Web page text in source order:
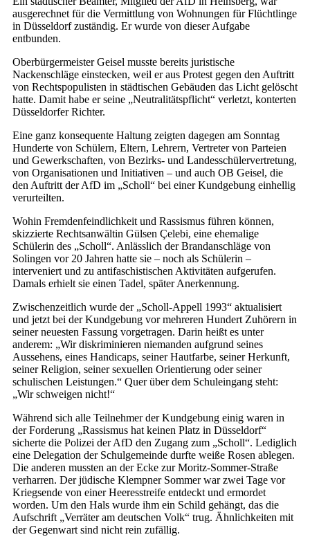
ausgerechnet für die Vermittlung von Wohnungen für Flüchtlinge
in Düsseldorf zuständig. Er wurde von dieser Aufgabe
entbunden.
Oberbürgermeister Geisel musste bereits juristische
Nackenschläge einstecken, weil er aus Protest gegen den Auftritt
von Rechtspopulisten in städtischen Gebäuden das Licht gelöscht
hatte. Damit habe er seine „Neutralitätspflicht“ verletzt, konterten
Düsseldorfer Richter.
Eine ganz konsequente Haltung zeigten dagegen am Sonntag
Hunderte von Schülern, Eltern, Lehrern, Vertreter von Parteien
und Gewerkschaften, von Bezirks- und Landesschülervertretung,
von Organisationen und Initiativen – und auch OB Geisel, die
den Auftritt der AfD im „Scholl“ bei einer Kundgebung einhellig
verurteilten.
Wohin Fremdenfeindlichkeit und Rassismus führen können,
skizzierte Rechtsanwältin Gülsen Çelebi, eine ehemalige
Schülerin des „Scholl“. Anlässlich der Brandanschläge von
Solingen vor 20 Jahren hatte sie – noch als Schülerin –
interveniert und zu antifaschistischen Aktivitäten aufgerufen.
Damals erhielt sie einen Tadel, später Anerkennung.
Zwischenzeitlich wurde der „Scholl-Appell 1993“ aktualisiert
und jetzt bei der Kundgebung vor mehreren Hundert Zuhörern in
seiner neuesten Fassung vorgetragen. Darin heißt es unter
anderem: „Wir diskriminieren niemanden aufgrund seines
Aussehens, eines Handicaps, seiner Hautfarbe, seiner Herkunft,
seiner Religion, seiner sexuellen Orientierung oder seiner
schulischen Leistungen.“ Quer über dem Schuleingang steht:
„Wir schweigen nicht!“
Während sich alle Teilnehmer der Kundgebung einig waren in
der Forderung „Rassismus hat keinen Platz in Düsseldorf“
sicherte die Polizei der AfD den Zugang zum „Scholl“. Lediglich
eine Delegation der Schulgemeinde durfte weiße Rosen ablegen.
Die anderen mussten an der Ecke zur Moritz-Sommer-Straße
verharren. Der jüdische Klempner Sommer war zwei Tage vor
Kriegsende von einer Heeresstreife entdeckt und ermordet
worden. Um den Hals wurde ihm ein Schild gehängt, das die
Aufschrift „Verräter am deutschen Volk“ trug. Ähnlichkeiten mit
der Gegenwart sind nicht rein zufällig.